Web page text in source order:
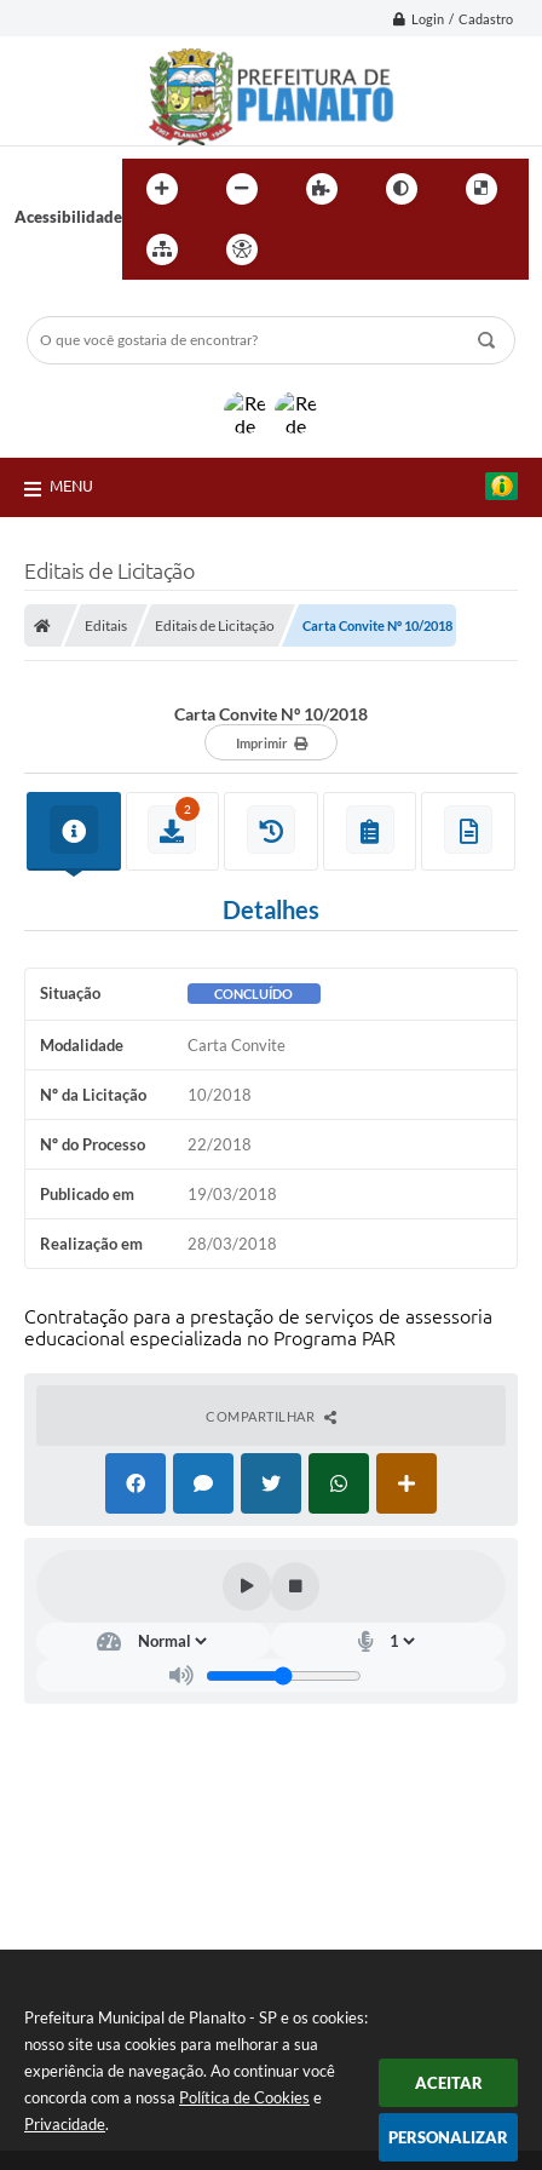
Prefeitura Municipal de Planalto - SP e os cookies:
nosso site usa cookies para melhorar a sua
experiência de navegação. Ao continuar você
concorda com a nossa Política de Cookies e
Privacidade.
ACEITAR
PERSONALIZAR
Login / Cadastro
Acessibilidade
MENU
Editais de Licitação
Editais Editais de Licitação Carta Convite Nº 10/2018
Carta Convite Nº 10/2018
Imprimir
2
Detalhes
Situação CONCLUÍDO
Modalidade Carta Convite
Nº da Licitação 10/2018
Nº do Processo 22/2018
Publicado em 19/03/2018
Realização em 28/03/2018
Contratação para a prestação de serviços de assessoria
educacional especializada no Programa PAR
COMPARTILHAR